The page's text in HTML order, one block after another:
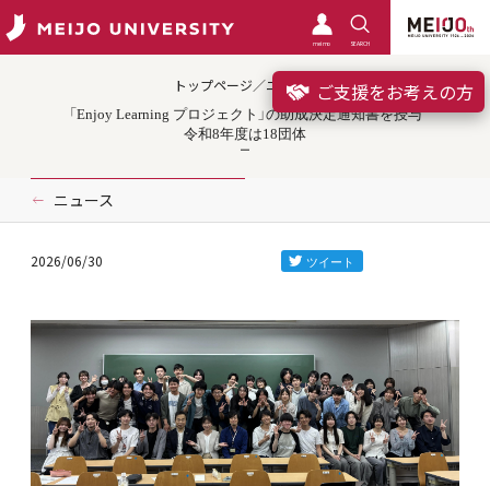
meimo SEARCH
ご支援をお考えの方
トップページ／ニュース
「Enjoy Learning プロジェクト」の助成決定通知書を授与
令和8年度は18団体
ニュース
2026/06/30